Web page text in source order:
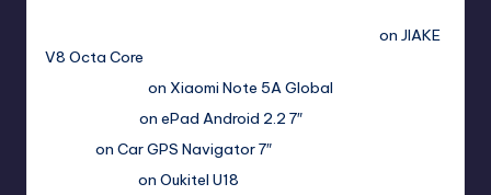
on JIAKE
V8 Octa Core
on Xiaomi Note 5A Global
on ePad Android 2.2 7″
on Car GPS Navigator 7″
on Oukitel U18